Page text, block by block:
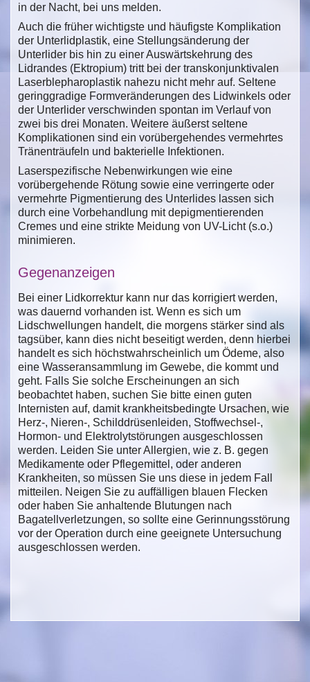
in der Nacht, bei uns melden.
Auch die früher wichtigste und häufigste Komplikation
der Unterlidplastik, eine Stellungsänderung der
Unterlider bis hin zu einer Auswärtskehrung des
Lidrandes (Ektropium) tritt bei der transkonjunktivalen
Laserblepharoplastik nahezu nicht mehr auf. Seltene
geringgradige Formveränderungen des Lidwinkels oder
der Unterlider verschwinden spontan im Verlauf von
zwei bis drei Monaten. Weitere äußerst seltene
Komplikationen sind ein vorübergehendes vermehrtes
Tränenträufeln und bakterielle Infektionen.
Laserspezifische Nebenwirkungen wie eine
vorübergehende Rötung sowie eine verringerte oder
vermehrte Pigmentierung des Unterlides lassen sich
durch eine Vorbehandlung mit depigmentierenden
Cremes und eine strikte Meidung von UV-Licht (s.o.)
minimieren.
Gegenanzeigen
Bei einer Lidkorrektur kann nur das korrigiert werden,
was dauernd vorhanden ist. Wenn es sich um
Lidschwellungen handelt, die morgens stärker sind als
tagsüber, kann dies nicht beseitigt werden, denn hierbei
handelt es sich höchstwahrscheinlich um Ödeme, also
eine Wasseransammlung im Gewebe, die kommt und
geht. Falls Sie solche Erscheinungen an sich
beobachtet haben, suchen Sie bitte einen guten
Internisten auf, damit krankheitsbedingte Ursachen, wie
Herz-, Nieren-, Schilddrüsenleiden, Stoffwechsel-,
Hormon- und Elektrolytstörungen ausgeschlossen
werden. Leiden Sie unter Allergien, wie z. B. gegen
Medikamente oder Pflegemittel, oder anderen
Krankheiten, so müssen Sie uns diese in jedem Fall
mitteilen. Neigen Sie zu auffälligen blauen Flecken
oder haben Sie anhaltende Blutungen nach
Bagatellverletzungen, so sollte eine Gerinnungsstörung
vor der Operation durch eine geeignete Untersuchung
ausgeschlossen werden.